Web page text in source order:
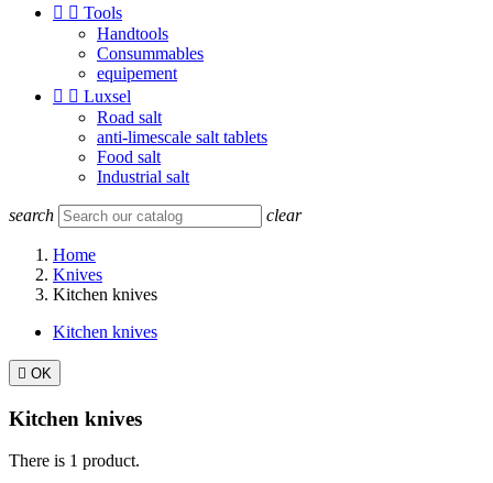
  Tools
Handtools
Consummables
equipement
  Luxsel
Road salt
anti-limescale salt tablets
Food salt
Industrial salt
search clear
Home
Knives
Kitchen knives
Kitchen knives
 OK
Kitchen knives
There is 1 product.